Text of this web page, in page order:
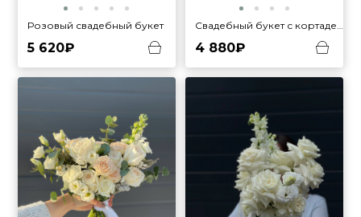
Розовый свадебный букет
5 620₽
Свадебный букет с кортадерией
4 880₽